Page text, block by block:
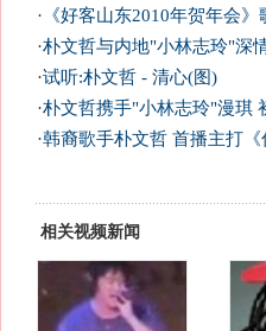
· 《好客山东2010年贺年会
·朴文哲与内地"小林志玲"深
·试听:朴文哲 - 清心(图)
·朴文哲携手"小林志玲"漫琪
·韩裔歌手朴文哲 首播主打
相关视频新闻